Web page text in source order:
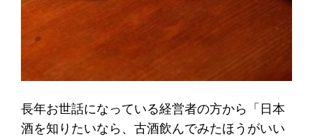
長年お世話になっている経営者の方から「日本
酒を知りたいなら、古酒飲んでみたほうがいい